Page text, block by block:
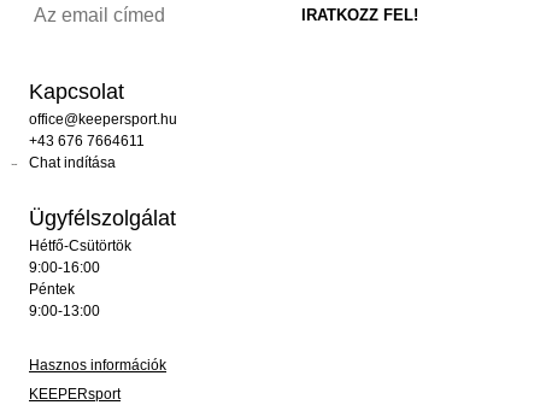
Kapcsolat
office@keepersport.hu
+43 676 7664611
Chat indítása
Ügyfélszolgálat
Hétfő-Csütörtök
9:00-16:00
Péntek
9:00-13:00
Hasznos információk
KEEPERsport